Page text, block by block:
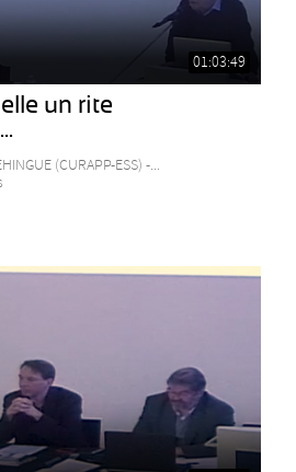
01:03:49
un rite
(CURAPP-ESS) -...